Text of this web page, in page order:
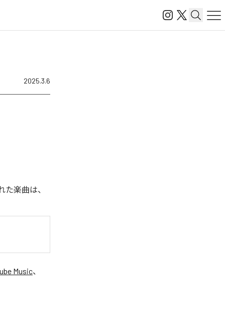
2025.3.6
た楽曲は、
Music、